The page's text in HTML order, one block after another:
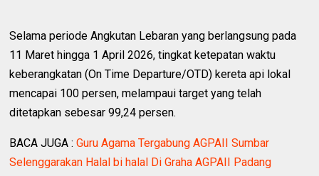
Selama periode Angkutan Lebaran yang berlangsung pada
11 Maret hingga 1 April 2026, tingkat ketepatan waktu
keberangkatan (On Time Departure/OTD) kereta api lokal
mencapai 100 persen, melampaui target yang telah
ditetapkan sebesar 99,24 persen.
BACA JUGA :Guru Agama Tergabung AGPAII Sumbar
Selenggarakan Halal bi halal Di Graha AGPAII Padang